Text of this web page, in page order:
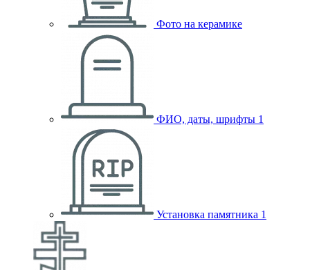
Фото на керамике
ФИО, даты, шрифты 1
Установка памятника 1